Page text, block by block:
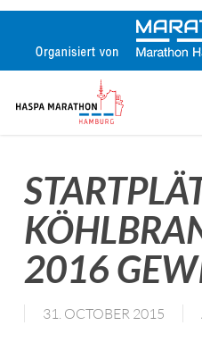
Skip
content
2016
31. OCTOBER 2015